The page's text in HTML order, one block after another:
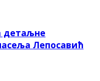
детаљне
Лепосавић